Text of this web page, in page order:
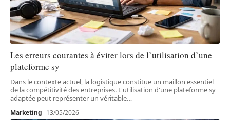
Les erreurs courantes à éviter lors de l’utilisation d’une
plateforme sy
Dans le contexte actuel, la logistique constitue un maillon essentiel
de la compétitivité des entreprises. L'utilisation d'une plateforme sy
adaptée peut représenter un véritable…
Marketing 13/05/2026